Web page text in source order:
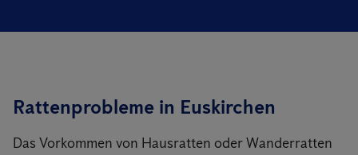
Rattenprobleme in Euskirchen
Das Vorkommen von Hausratten oder Wanderratten